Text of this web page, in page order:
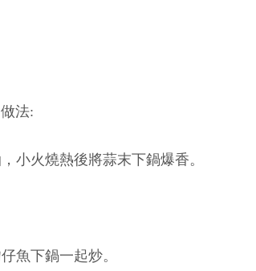
做法:
小火燒熱後將蒜末下鍋爆香。
魚下鍋一起炒。